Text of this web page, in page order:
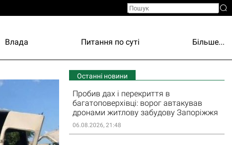
Влада Питання по суті Більше...
Останні новини
Пробив дах і перекриття в
багатоповерхівці: ворог автакував
дронами житлову забудову Запоріжжя
06.08.2026, 21:48